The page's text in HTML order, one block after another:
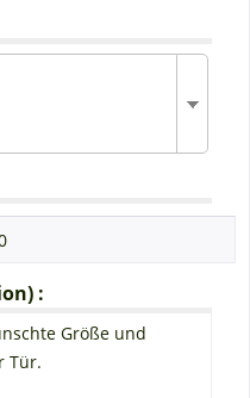
:
Größe und
Tür.